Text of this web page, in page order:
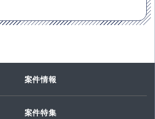
案件情報
案件特集